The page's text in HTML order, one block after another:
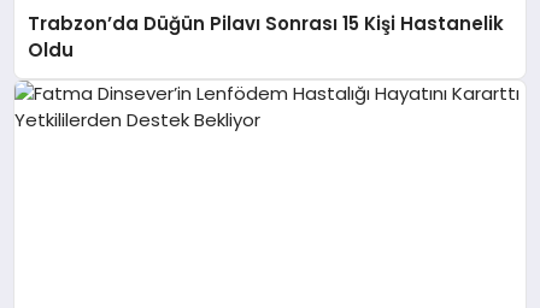
Trabzon’da Düğün Pilavı Sonrası 15 Kişi Hastanelik
Oldu